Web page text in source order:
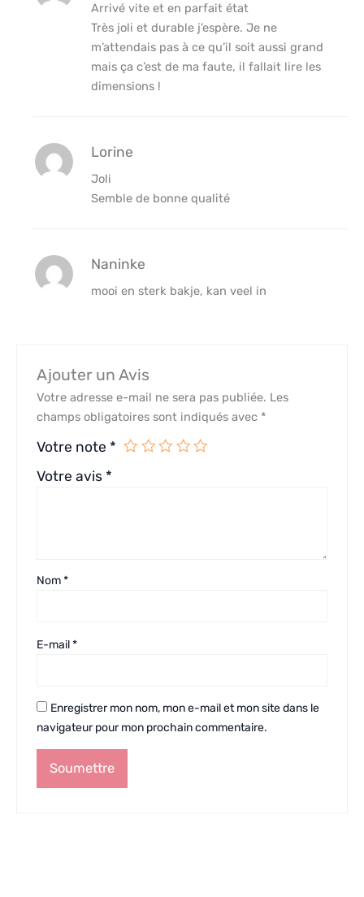
Arrivé vite et en parfait état
Très joli et durable j’espère. Je ne
m’attendais pas à ce qu’il soit aussi grand
mais ça c’est de ma faute, il fallait lire les
dimensions !
Lorine
Joli
Semble de bonne qualité
Naninke
mooi en sterk bakje, kan veel in
Ajouter un Avis
Votre adresse e-mail ne sera pas publiée. Les
champs obligatoires sont indiqués avec *
Votre note *
Votre avis *
Nom*
E-mail*
Enregistrer mon nom, mon e-mail et mon site dans le
navigateur pour mon prochain commentaire.